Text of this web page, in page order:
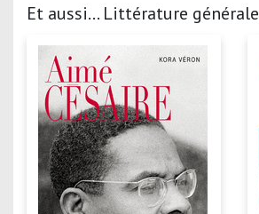
Et aussi... Littérature générale